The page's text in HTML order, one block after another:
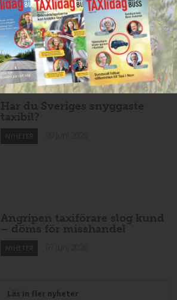
Mexikansk elbil för 80 000
kronor ny på marknaden
NYHETER 10 juni 2026
Har du Sveriges snyggaste
taxibil?
NYHETER
Angripen taxiförare slog kund
– döms för misshandel
NYHETER
Läs in fler nyheter